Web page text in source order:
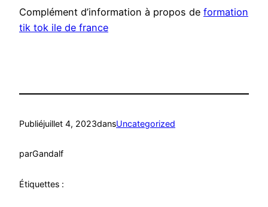
Complément d’information à propos de formation
tik tok ile de france
Publiéjuillet 4, 2023dansUncategorized
parGandalf
Étiquettes :